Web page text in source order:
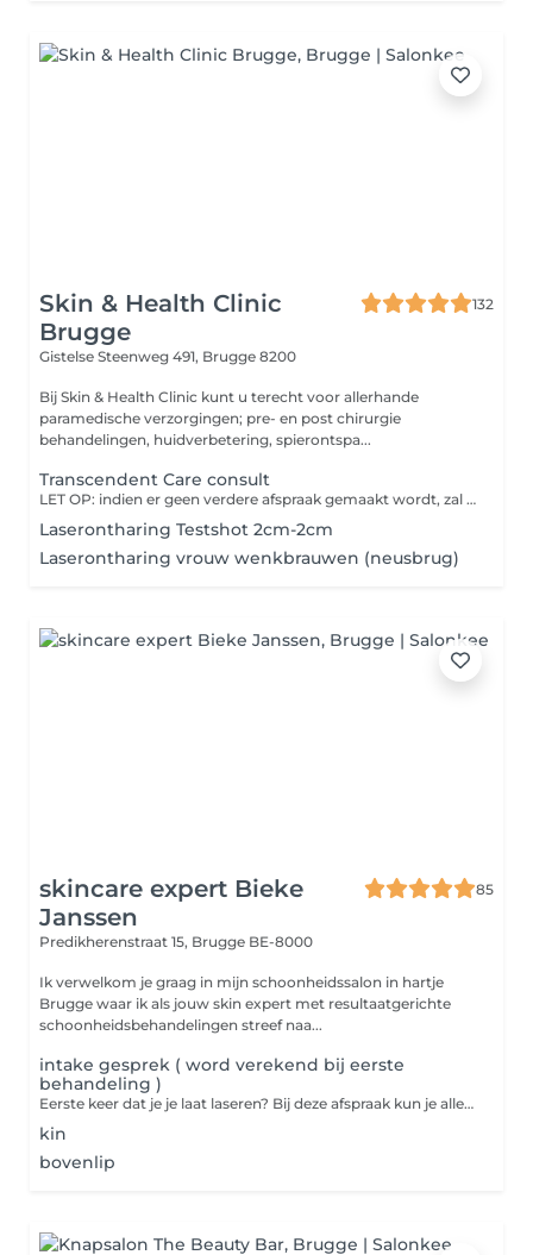
Skin & Health Clinic
Brugge
132
Gistelse Steenweg 491, Brugge 8200
Bij Skin & Health Clinic kunt u terecht voor allerhande
paramedische verzorgingen; pre- en post chirurgie
behandelingen, huidverbetering, spierontspa...
Transcendent Care consult
LET OP: indien er geen verdere afspraak gemaakt wordt, zal er een bedrag van 40,- aangerekend worden. We bekijken samen je huid en bespreken jouw noden in functie van je transitie. Of het nu gaat om laserontharing (gelaat, borst, lichaam) of littekenbehandeling: we stemmen alles af op jouw lichaam, hormonen en verwachtingen. Vertrouw op een respectvolle aanpak, op jouw tempo en met ruimte voor jouw verhaal.
Laserontharing Testshot 2cm-2cm
Laserontharing vrouw wenkbrauwen (neusbrug)
skincare expert Bieke
Janssen
85
Predikherenstraat 15, Brugge BE-8000
Ik verwelkom je graag in mijn schoonheidssalon in hartje
Brugge waar ik als jouw skin expert met resultaatgerichte
schoonheidsbehandelingen streef naa...
intake gesprek ( word verekend bij eerste
behandeling )
Eerste keer dat je je laat laseren? Bij deze afspraak kun je alle vragen stellen en kunnen we ook samen alle mogelijkheden bespreken. Beslis je achteraf om te beginnen laseren? Dan wordt de 50,00 afgetrokken an je eerste behandeling.
kin
bovenlip